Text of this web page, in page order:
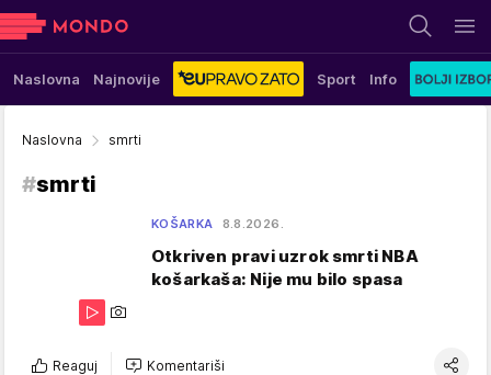
Naslovna Najnovije Sport Info
Naslovna smrti
#smrti
KOŠARKA 8.8.2026.
Otkriven pravi uzrok smrti NBA
košarkaša: Nije mu bilo spasa
Reaguj Komentariši